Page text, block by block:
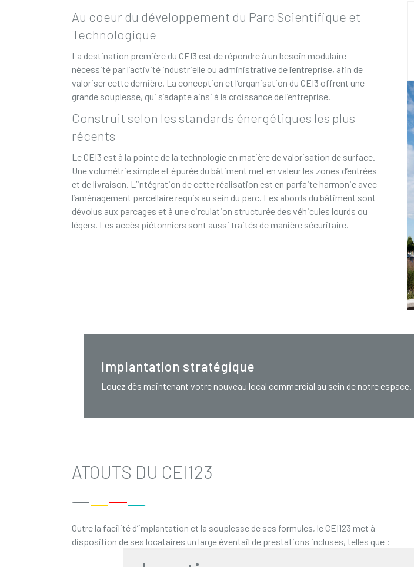
Au coeur du développement du Parc Scientifique et
Technologique
La destination première du CEI3 est de répondre à un besoin modulaire
nécessité par l’activité industrielle ou administrative de l’entreprise, afin de
valoriser cette dernière. La conception et l’organisation du CEI3 offrent une
grande souplesse, qui s’adapte ainsi à la croissance de l’entreprise.
Construit selon les standards énergétiques les plus
récents
Le CEI3 est à la pointe de la technologie en matière de valorisation de surface.
Une volumétrie simple et épurée du bâtiment met en valeur les zones d’entrées
et de livraison. L’intégration de cette réalisation est en parfaite harmonie avec
l’aménagement parcellaire requis au sein du parc. Les abords du bâtiment sont
dévolus aux parcages et à une circulation structurée des véhicules lourds ou
légers. Les accès piétonniers sont aussi traités de manière sécuritaire.
Implantation stratégique
Louez dès maintenant votre nouveau local commercial au sein de notre espace.
ATOUTS DU CEI123
Outre la facilité d’implantation et la souplesse de ses formules, le CEI123 met à
disposition de ses locataires un large éventail de prestations incluses, telles que :